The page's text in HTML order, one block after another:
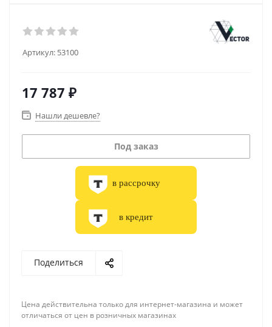
Артикул: 53100
17 787 ₽
Нашли дешевле?
Под заказ
в рассрочку
в кредит
Поделиться
Цена действительна только для интернет-магазина и может
отличаться от цен в розничных магазинах